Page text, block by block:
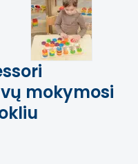
mokymosi